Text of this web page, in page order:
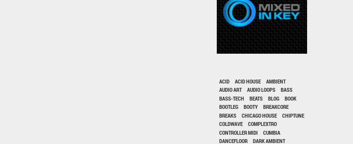
ACID ACID HOUSE
AMBIENT
AUDIO ART
AUDIO LOOPS
BASS
BASS-TECH
BEATS BLOG
BOOK
BOOTLEG
BOOTY
BREAKCORE
BREAKS
CHICAGO HOUSE
CHIPTUNE
COLDWAVE
COMPLEXTRO
CONTROLLER MIDI
CUMBIA
DANCEFLOOR
DARK AMBIENT